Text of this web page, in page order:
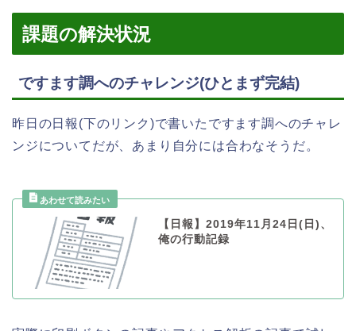
課題の解決状況
ですます調へのチャレンジ(ひとまず完結)
昨日の日報(下のリンク)で書いたですます調へのチャレ
ンジについてだが、あまり自分には合わなそうだ。
【日報】2019年11月24日(日)、
俺の行動記録